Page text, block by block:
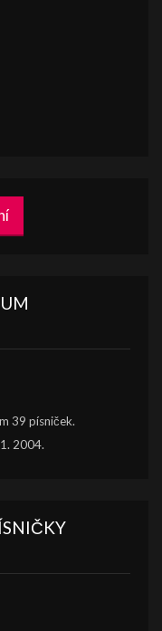
39 písniček.
2004.